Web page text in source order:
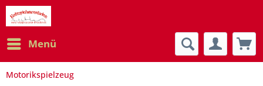
Menü
Motorikspielzeug